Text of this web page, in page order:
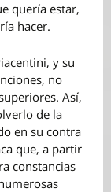
quería estar,
hacer.
y su
no
Así,
de la
en su contra
que, a partir
constancias